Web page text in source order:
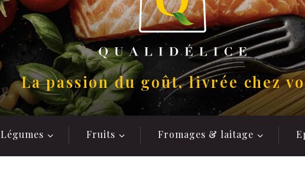
La passion du goût, livrée chez
Légumes Fruits Fromages & laitage